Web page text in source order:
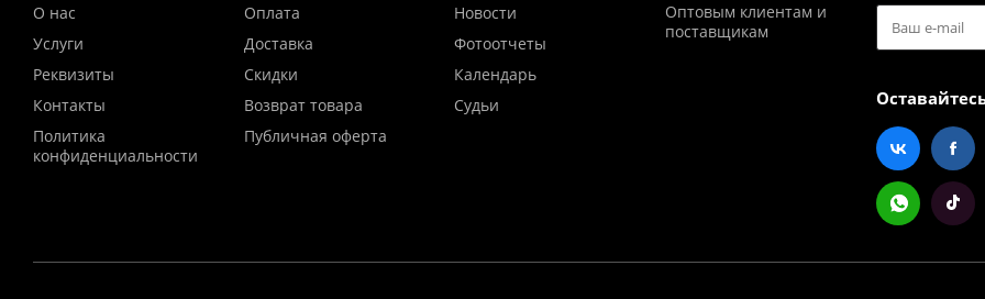
О нас
Услуги
Реквизиты
Контакты
Политика
конфиденциальности
Оплата
Доставка
Скидки
Возврат товара
Публичная оферта
Новости
Фотоотчеты
Календарь
Судьи
Оптовым клиентам и
поставщикам